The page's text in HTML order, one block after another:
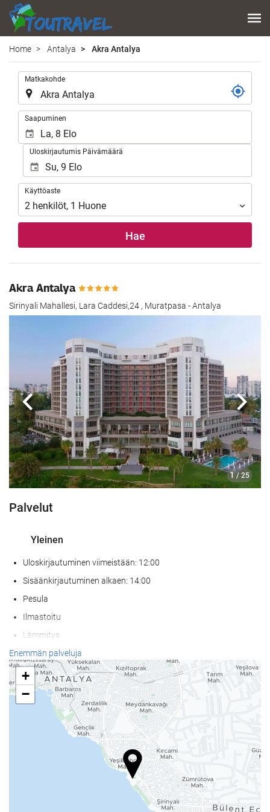
Home Antalya Akra Antalya
Matkakohde
Saapuminen
Uloskirjautumis Päivämäärä
Käyttöaste
Käyttöaste
2 henkilöt, 1 Huone
Hae
Akra Antalya
Sirinyali Mahallesi, Lara Caddesi,24 , Muratpasa - Antalya
1 / 25
Edellinen
Palvelut
Yleinen
Uloskirjautuminen viimeistään: 12:00
Sisäänkirjautuminen alkaen: 14:00
Pesula
Ilmastoitu
Lämmitys
Hissi
Rannan äärellä
Pääsy liikuntarajoitteisille asiakkaille
Huoneissa tupakointi kielletty
Kaikki tilat savuttomia (julkiset ja yksityiset)
Enemmän palveluja
+
−